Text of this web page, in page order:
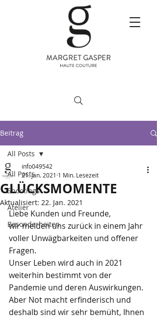
Beitrag
All Posts
Shootings
Atelier
Besonderheiten
All Posts
GLÜCKSMOMENTE
info049542
21. Jan. 2021 1 Min. Lesezeit
Aktualisiert: 22. Jan. 2021
Liebe Kunden und Freunde,
wir melden uns zurück in einem Jahr
voller Unwägbarkeiten und offener
Fragen.
Unser Leben wird auch in 2021
weiterhin bestimmt von der
Pandemie und deren Auswirkungen.
Aber Not macht erfinderisch und
deshalb sind wir sehr bemüht, Ihnen